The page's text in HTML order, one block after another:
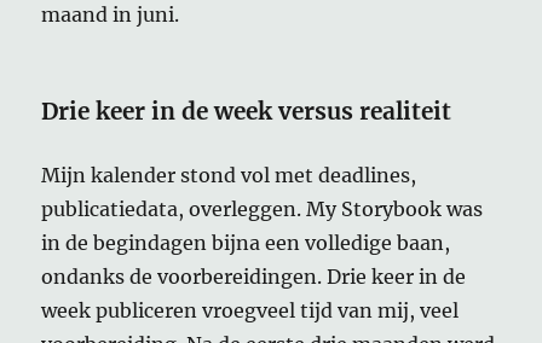
maand in juni.
Drie keer in de week versus realiteit
Mijn kalender stond vol met deadlines,
publicatiedata, overleggen. My Storybook was
in de begindagen bijna een volledige baan,
ondanks de voorbereidingen. Drie keer in de
week publiceren vroegveel tijd van mij, veel